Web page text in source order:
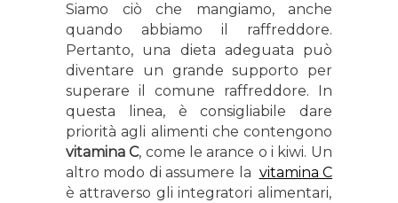
Siamo ciò che mangiamo, anche
quando abbiamo il raffreddore.
Pertanto, una dieta adeguata può
diventare un grande supporto per
superare il comune raffreddore. In
questa linea, è consigliabile dare
priorità agli alimenti che contengono
vitamina C, come le arance o i kiwi. Un
altro modo di assumere la vitamina C
è attraverso gli integratori alimentari,